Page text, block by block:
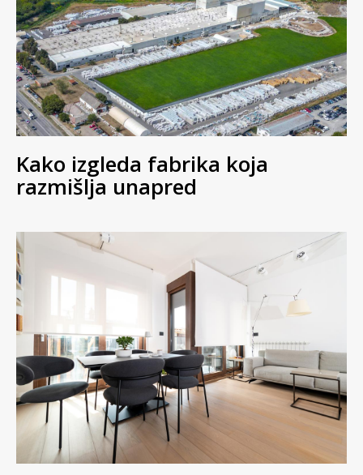
Kako izgleda fabrika koja
razmišlja unapred